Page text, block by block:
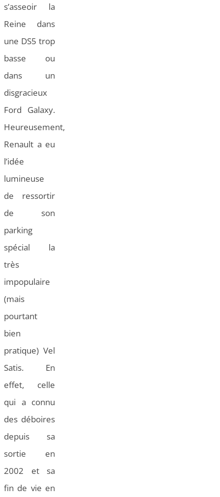
s’asseoir la
Reine dans
une DS5 trop
basse ou
dans un
disgracieux
Ford Galaxy.
Heureusement,
Renault a eu
l’idée
lumineuse
de ressortir
de son
parking
spécial la
très
impopulaire
(mais
pourtant
bien
pratique) Vel
Satis. En
effet, celle
qui a connu
des déboires
depuis sa
sortie en
2002 et sa
fin de vie en